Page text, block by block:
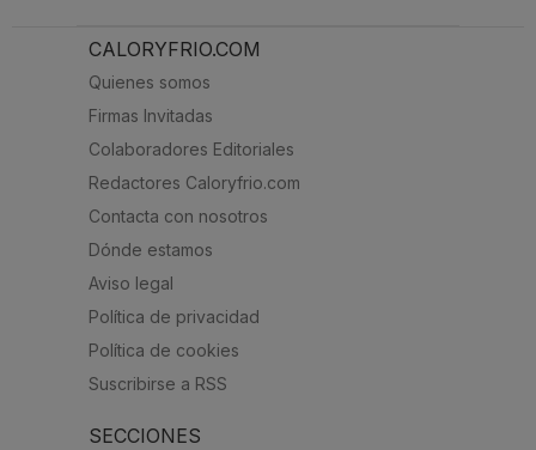
CALORYFRIO.COM
Quienes somos
Firmas Invitadas
Colaboradores Editoriales
Redactores Caloryfrio.com
Contacta con nosotros
Dónde estamos
Aviso legal
Política de privacidad
Política de cookies
Suscribirse a RSS
SECCIONES